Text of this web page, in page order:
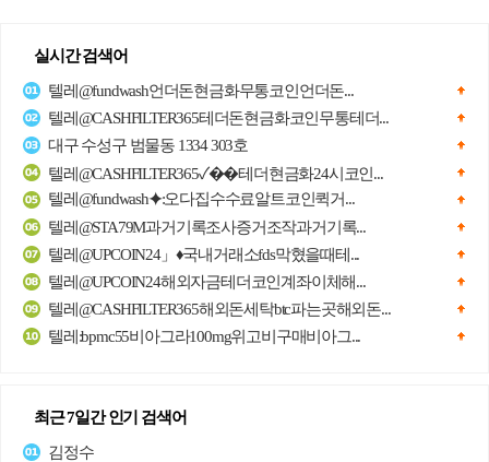
실시간 검색어
텔레@fundwash언더돈현금화무통코인언더돈...
텔레@CASHFILTER365테더돈현금화코인무통테더...
대구 수성구 범물동 1334 303호
텔레@CASHFILTER365✓��테더현금화24시코인...
텔레@fundwash⯌:오다집수수료알트코인퀵거...
텔레@STA79M과거기록조사증거조작과거기록...
텔레@UPCOIN24」♦국내거래소fds막혔을때테...
텔레@UPCOIN24해외자금테더코인계좌이체해...
텔레@CASHFILTER365해외돈세탁btc파는곳해외돈...
텔레:bpmc55비아그라100mg위고비구매비아그...
최근 7일간 인기 검색어
김정수